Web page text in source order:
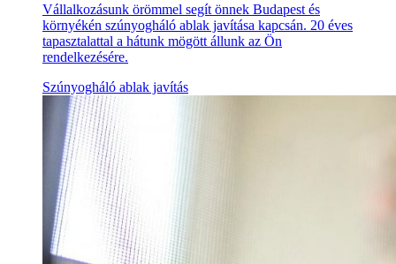
Vállalkozásunk örömmel segít önnek Budapest és
környékén szúnyogháló ablak javítása kapcsán. 20 éves
tapasztalattal a hátunk mögött állunk az Ön
rendelkezésére.
Szúnyogháló ablak javítás